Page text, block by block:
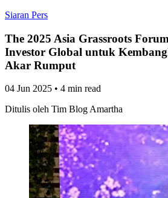
Siaran Pers
The 2025 Asia Grassroots
Investor Global untuk
Akar Rumput
04 Jun 2025 • 4 min read
Ditulis oleh Tim Blog Amartha